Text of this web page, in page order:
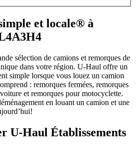
et locale® à
sélection de camions et remorques de
dans votre région. U-Haul offre un
simple lorsque vous louez un camion
: remorques fermées, remorques
et remorques pour motocyclette.
en louant un camion et une
U-Haul Établissements